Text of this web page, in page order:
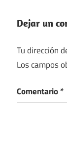
Dejar un
Tu dirección
Los campos
Comentario*